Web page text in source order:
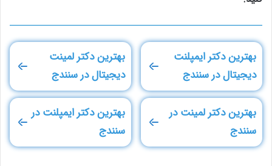
بهترین دکتر ایمپلنت
دیجیتال در سنندج
بهترین دکتر لمینت
دیجیتال در سنندج
بهترین دکتر لمینت در
سنندج
بهترین دکتر ایمپلنت در
سنندج